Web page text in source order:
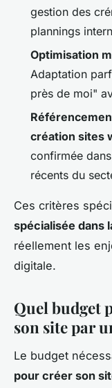
gestion des
plannings
Optimisation
Adaptation
près de moi"
création sites
confirmée
récents du
Ces critères
spécialisée dans
réellement les
digitale.
Quel budget
son site par
Le budget
pour créer son